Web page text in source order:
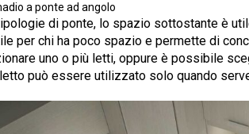
a ponte ad angolo
di ponte, lo spazio sottostante è
per chi ha poco spazio e permette di
uno o più letti, oppure è possibile
può essere utilizzato solo quando